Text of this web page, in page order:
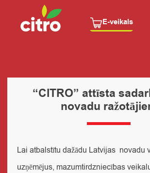
E-veikals
“CITRO” attīsta
novadu
Lai atbalstītu dažādu Latvijas novadu
uzņēmējus, mazumtirdzniecības